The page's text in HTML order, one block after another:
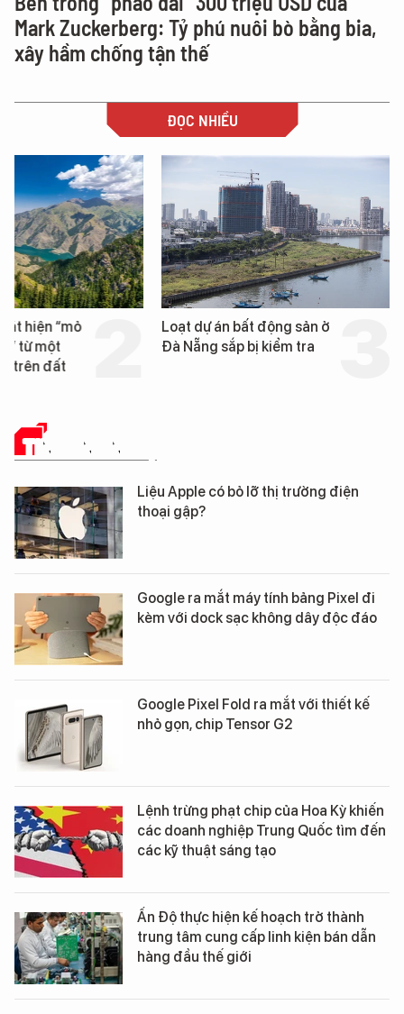
Mark Zuckerberg: Tỷ phú nuôi bò bằng bia,
xây hầm chống tận thế
ĐỌC NHIỀU
Loạt dự án bất động sản ở
Đà Nẵng sắp bị kiểm tra
Nga xây dựng hơn
km "hành lang chống
TIN CÔNG NGHỆ
Liệu Apple có bỏ lỡ thị trường điện
thoại gập?
Google ra mắt máy tính bảng Pixel đi
kèm với dock sạc không dây độc đáo
Google Pixel Fold ra mắt với thiết kế
nhỏ gọn, chip Tensor G2
Lệnh trừng phạt chip của Hoa Kỳ khiến
các doanh nghiệp Trung Quốc tìm đến
các kỹ thuật sáng tạo
Ấn Độ thực hiện kế hoạch trở thành
trung tâm cung cấp linh kiện bán dẫn
hàng đầu thế giới